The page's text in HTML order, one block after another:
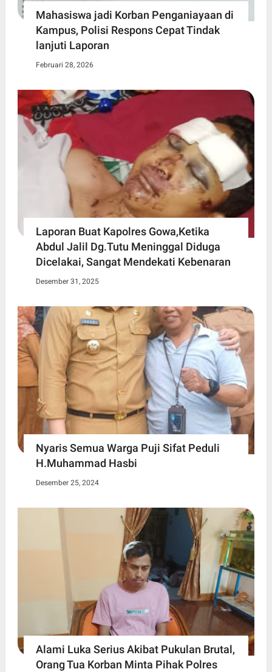
Mahasiswa jadi Korban Penganiayaan di
Kampus, Polisi Respons Cepat Tindak
lanjuti Laporan
Februari 28, 2026
Laporan Buat Kapolres Gowa,Ketika
Abdul Jalil Dg.Tutu Meninggal Diduga
Dicelakai, Sangat Mendekati Kebenaran
Desember 31, 2025
Nyaris Semua Warga Puji Sifat Peduli
H.Muhammad Hasbi
Desember 25, 2024
Alami Luka Serius Akibat Pukulan Brutal,
Orang Tua Korban Minta Pihak Polres